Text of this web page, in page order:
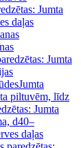
Jumta
daļas
Jumta
Jumta
piltuvēm, līdz
Jumta
d40–
daļas